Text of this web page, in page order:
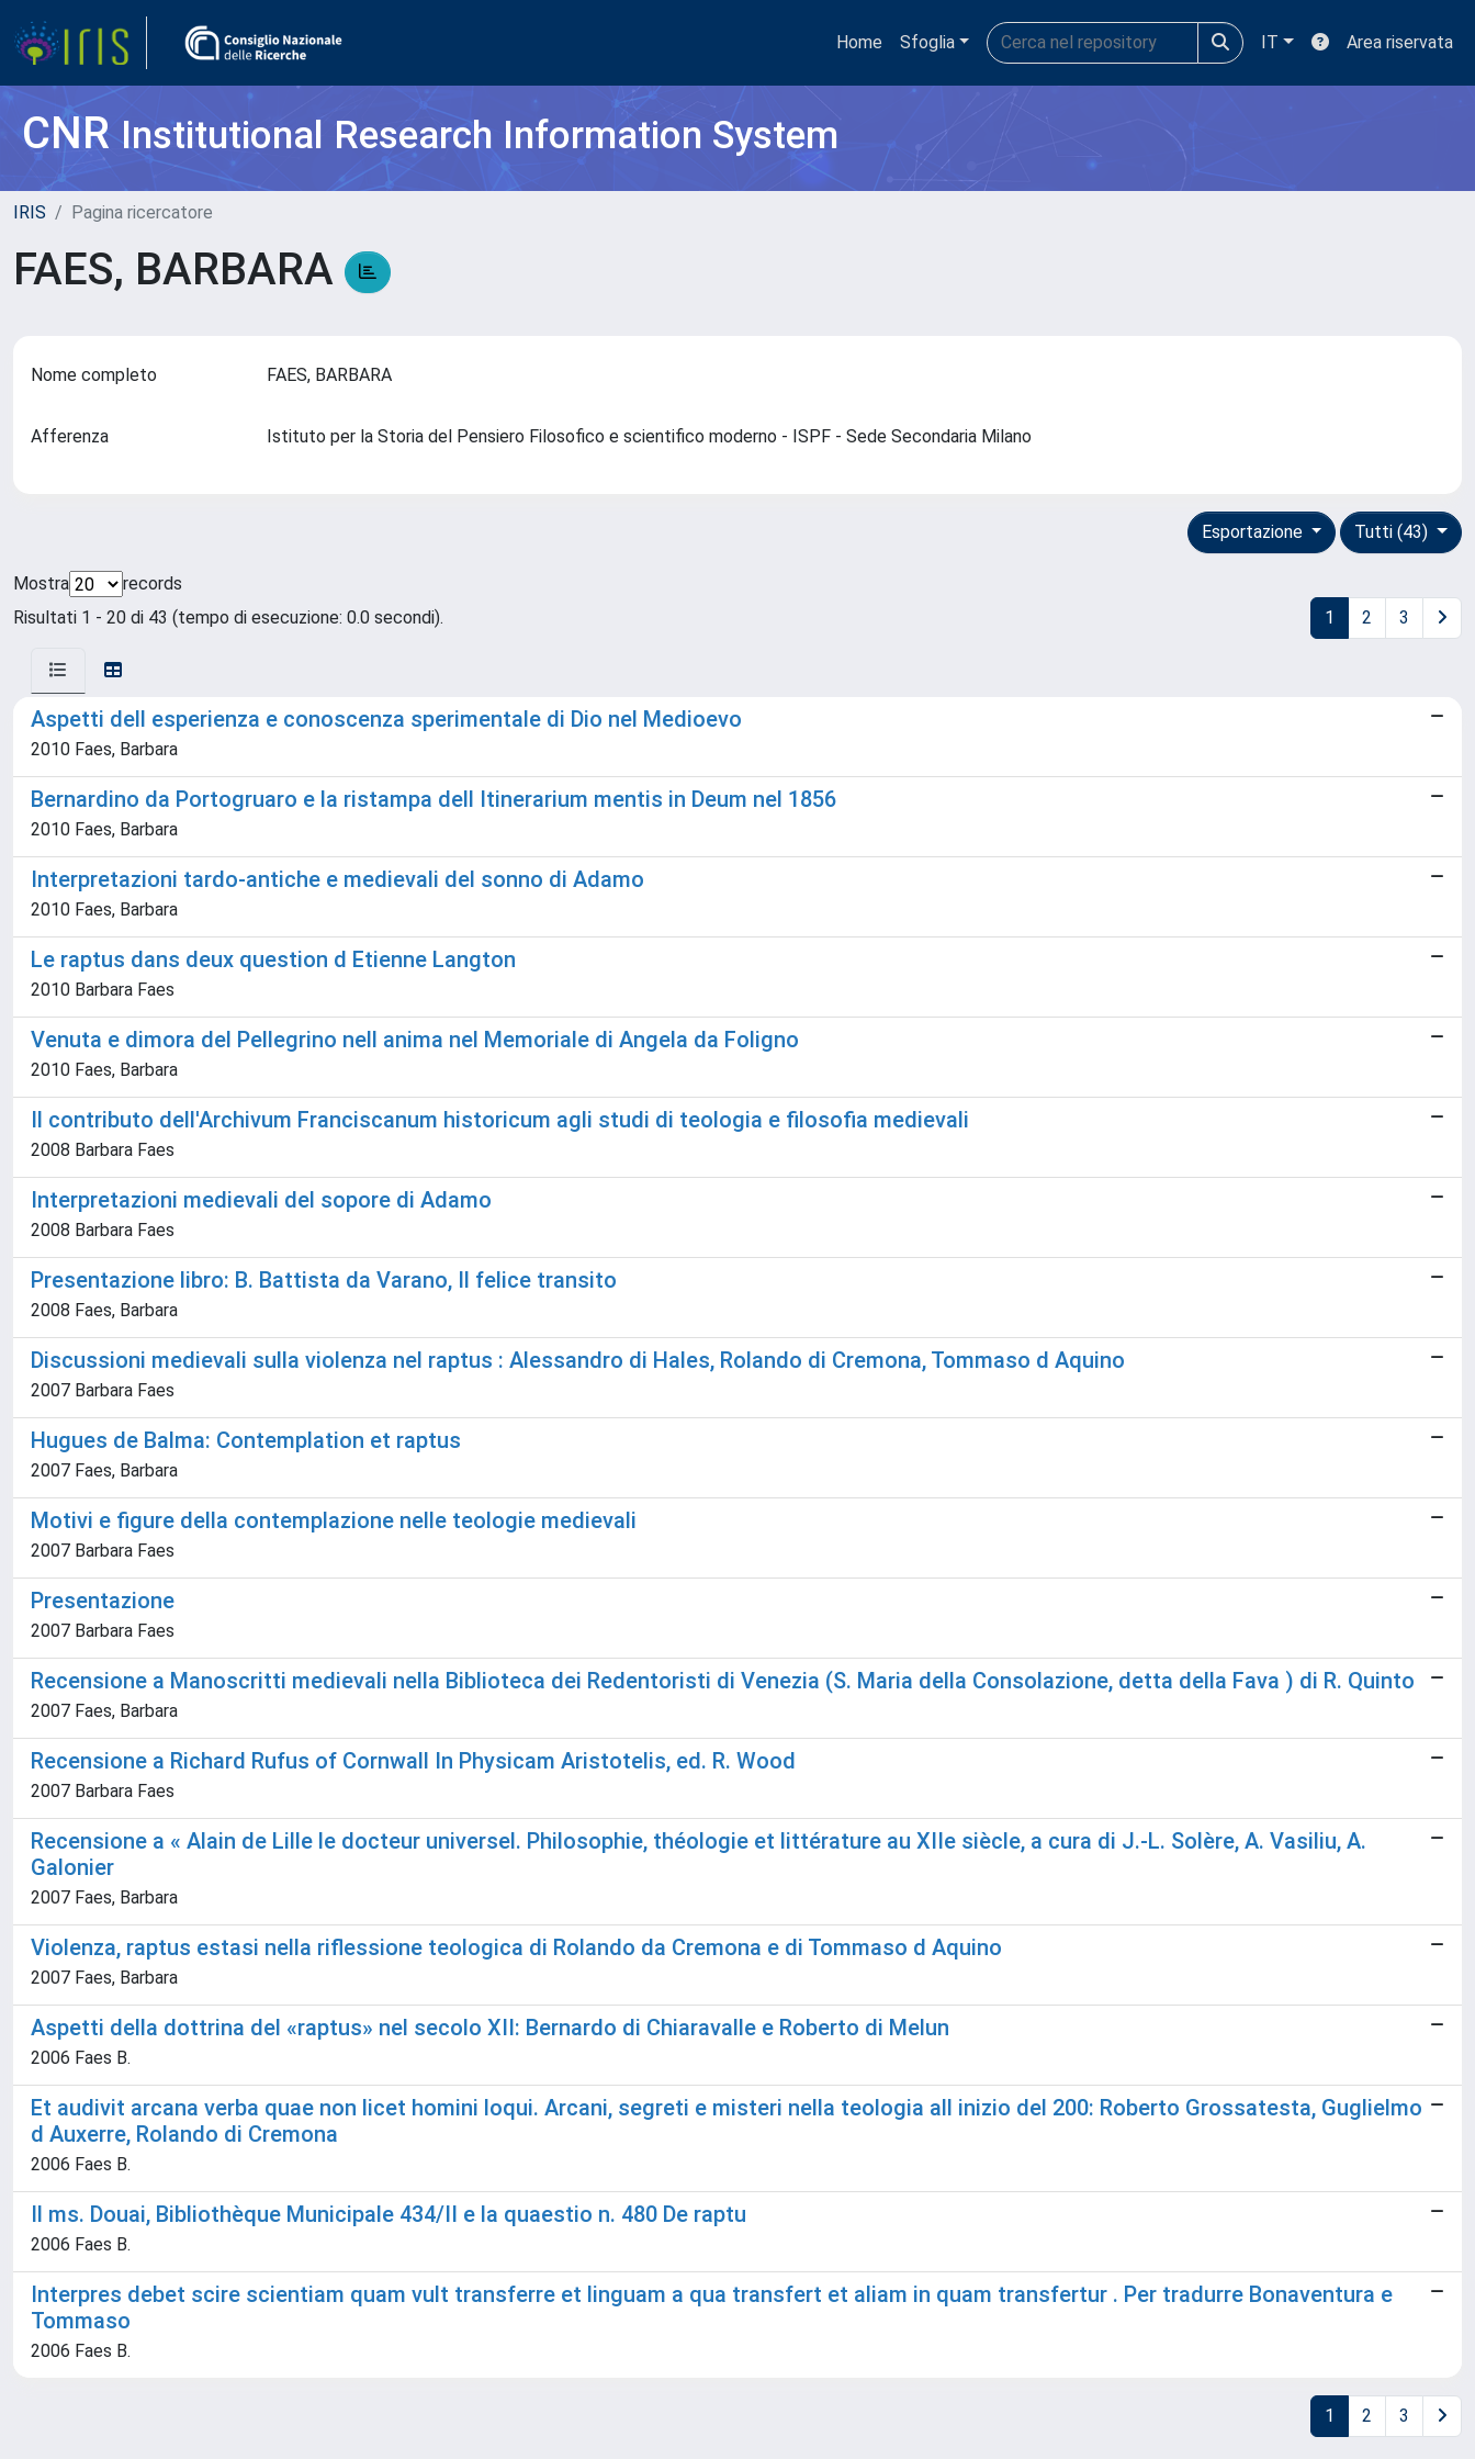
Home Sfoglia IT Area riservata
CNRInstitutional Research Information System
IRIS Pagina ricercatore
FAES, BARBARA
Nome completo FAES, BARBARA
Afferenza Istituto per la Storia del Pensiero Filosofico e scientifico moderno - ISPF - Sede Secondaria Milano
Tutti (43)
Esportazione
Mostra
records
Risultati 1 - 20 di 43 (tempo di esecuzione: 0.0 secondi).
1 2 3
Aspetti dell esperienza e conoscenza sperimentale di Dio nel Medioevo
2010 Faes, Barbara
Bernardino da Portogruaro e la ristampa dell Itinerarium mentis in Deum nel 1856
2010 Faes, Barbara
Interpretazioni tardo-antiche e medievali del sonno di Adamo
2010 Faes, Barbara
Le raptus dans deux question d Etienne Langton
2010 Barbara Faes
Venuta e dimora del Pellegrino nell anima nel Memoriale di Angela da Foligno
2010 Faes, Barbara
Il contributo dell'Archivum Franciscanum historicum agli studi di teologia e filosofia medievali
2008 Barbara Faes
Interpretazioni medievali del sopore di Adamo
2008 Barbara Faes
Presentazione libro: B. Battista da Varano, Il felice transito
2008 Faes, Barbara
Discussioni medievali sulla violenza nel raptus : Alessandro di Hales, Rolando di Cremona, Tommaso d Aquino
2007 Barbara Faes
Hugues de Balma: Contemplation et raptus
2007 Faes, Barbara
Motivi e figure della contemplazione nelle teologie medievali
2007 Barbara Faes
Presentazione
2007 Barbara Faes
Recensione a Manoscritti medievali nella Biblioteca dei Redentoristi di Venezia (S. Maria della Consolazione, detta della Fava ) di R. Quinto
2007 Faes, Barbara
Recensione a Richard Rufus of Cornwall In Physicam Aristotelis, ed. R. Wood
2007 Barbara Faes
Recensione a « Alain de Lille le docteur universel. Philosophie, théologie et littérature au XIIe siècle, a cura di J.-L. Solère, A. Vasiliu, A.
Galonier
2007 Faes, Barbara
Violenza, raptus estasi nella riflessione teologica di Rolando da Cremona e di Tommaso d Aquino
2007 Faes, Barbara
Aspetti della dottrina del «raptus» nel secolo XII: Bernardo di Chiaravalle e Roberto di Melun
2006 Faes B.
Et audivit arcana verba quae non licet homini loqui. Arcani, segreti e misteri nella teologia all inizio del 200: Roberto Grossatesta, Guglielmo
d Auxerre, Rolando di Cremona
2006 Faes B.
Il ms. Douai, Bibliothèque Municipale 434/II e la quaestio n. 480 De raptu
2006 Faes B.
Interpres debet scire scientiam quam vult transferre et linguam a qua transfert et aliam in quam transfertur . Per tradurre Bonaventura e
Tommaso
2006 Faes B.
1 2 3